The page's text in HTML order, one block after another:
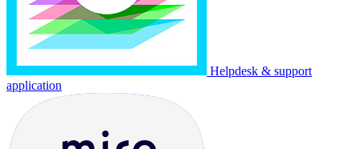
Helpdesk & support
application